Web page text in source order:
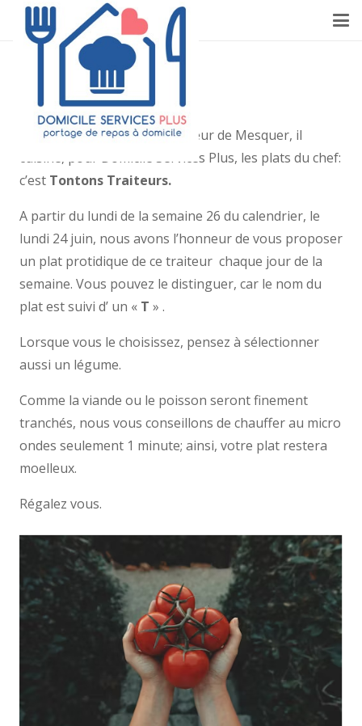
TELLEMENT LOCAL
Vous connaissez bien le traiteur de Mesquer, il
cuisine, pour Domicile Services Plus, les plats du chef:
c’est Tontons Traiteurs.
A partir du lundi de la semaine 26 du calendrier, le
lundi 24 juin, nous avons l’honneur de vous proposer
un plat protidique de ce traiteur chaque jour de la
semaine. Vous pouvez le distinguer, car le nom du
plat est suivi d’ un « T » .
Lorsque vous le choisissez, pensez à sélectionner
aussi un légume.
Comme la viande ou le poisson seront finement
tranchés, nous vous conseillons de chauffer au micro
ondes seulement 1 minute; ainsi, votre plat restera
moelleux.
Régalez vous.